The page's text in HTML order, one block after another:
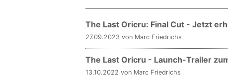
The Last Oricru: Final Cut - Jetzt
27.09.2023 von Marc Friedrichs
The Last Oricru - Launch-Trailer
13.10.2022 von Marc Friedrichs